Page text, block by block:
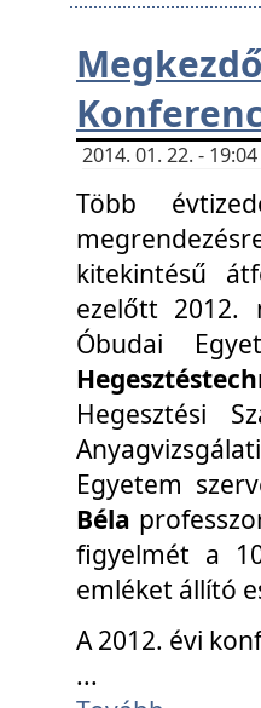
2014. 01. 22. -
Több
kitekintésű
ezelőtt 2012.
Óbudai
Hegesztési
Egyetem
Béla
figyelmét a
emléket állító
A 2012. évi
...